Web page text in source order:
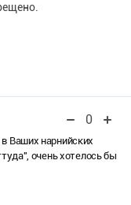
0
Ваших нарнийских
очень хотелось бы